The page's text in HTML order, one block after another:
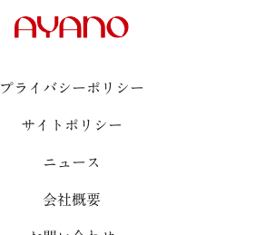
プライバシーポリシー
サイトポリシー
ニュース
会社概要